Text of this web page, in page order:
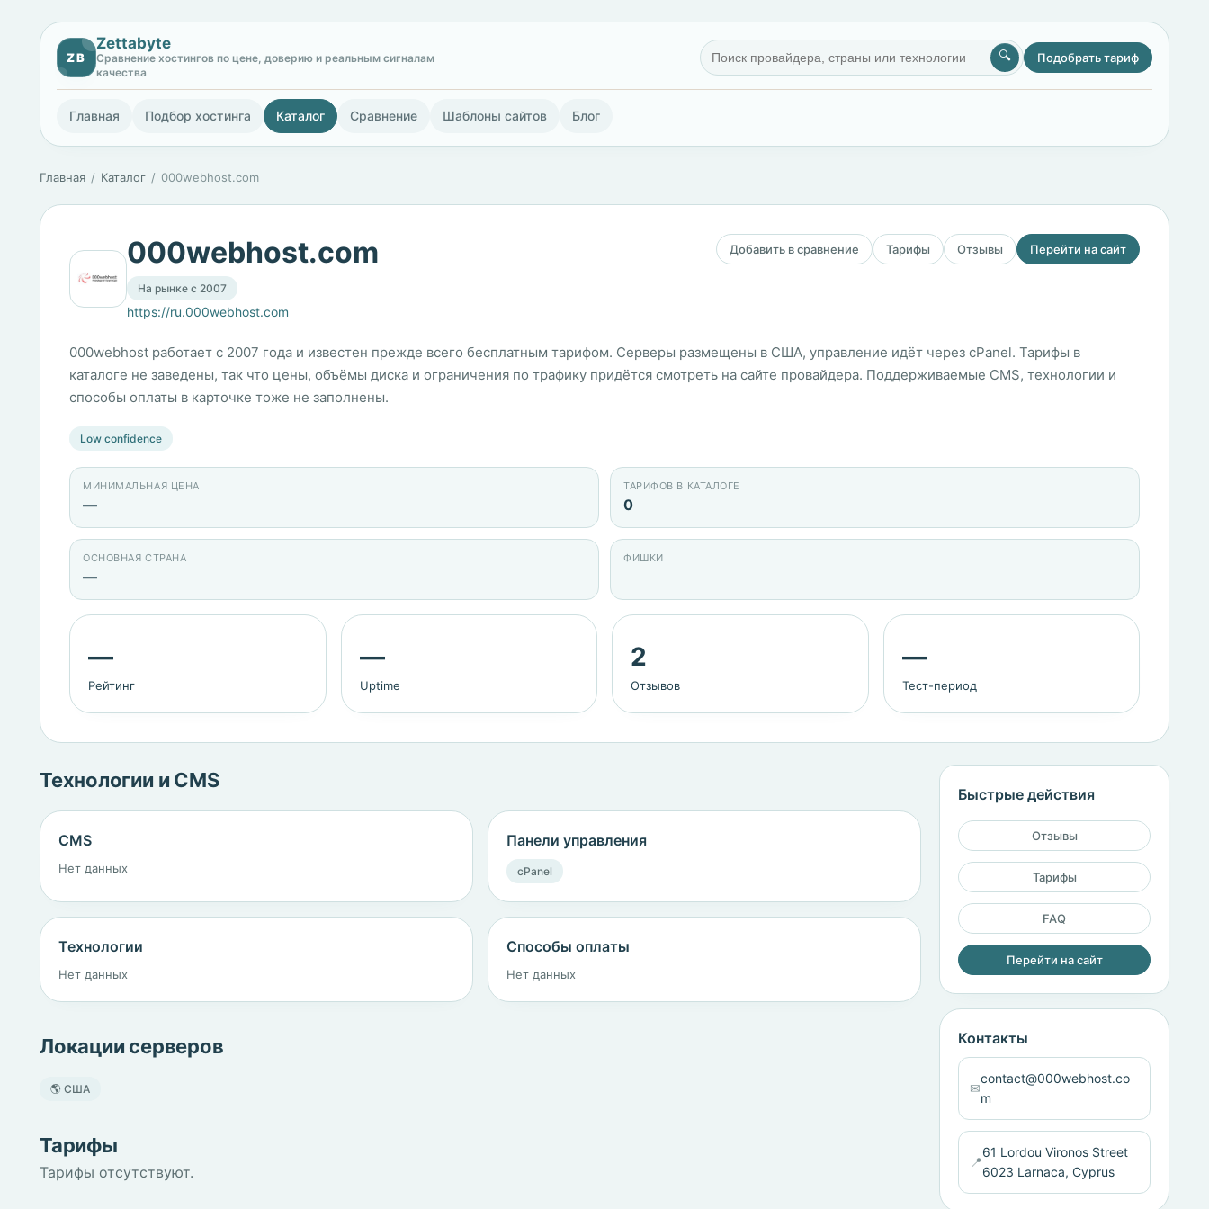
ZB
Zettabyte
Сравнение хостингов по цене, доверию и реальным сигналам
качества
🔍 Подобрать тариф
Главная Подбор хостинга Каталог Сравнение Шаблоны сайтов Блог
Главная Каталог 000webhost.com
000webhost.com
На рынке с 2007
https://ru.000webhost.com
Добавить в сравнение Тарифы Отзывы Перейти на сайт
000webhost работает с 2007 года и известен прежде всего бесплатным тарифом. Серверы размещены в США, управление идёт через cPanel. Тарифы в
каталоге не заведены, так что цены, объёмы диска и ограничения по трафику придётся смотреть на сайте провайдера. Поддерживаемые CMS, технологии и
способы оплаты в карточке тоже не заполнены.
Low confidence
МИНИМАЛЬНАЯ ЦЕНА
—
ТАРИФОВ В КАТАЛОГЕ
0
ОСНОВНАЯ СТРАНА
—
ФИШКИ
—
Рейтинг
—
Uptime
2
Отзывов
—
Тест-период
Технологии и CMS
CMS
Нет данных
Панели управления
cPanel
Технологии
Нет данных
Способы оплаты
Нет данных
Локации серверов
🌎 США
Тарифы
Тарифы отсутствуют.
Быстрые действия
Отзывы
Тарифы
FAQ
Перейти на сайт
Контакты
✉
contact@000webhost.co
m
📍
61 Lordou Vironos Street
6023 Larnaca, Cyprus